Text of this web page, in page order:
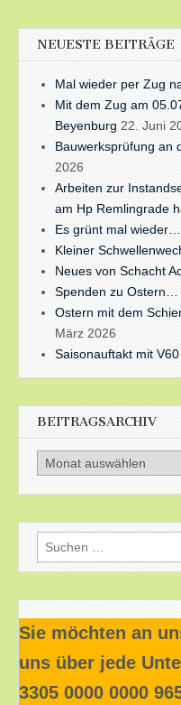
NEUESTE BEITRÄGE
Mal wieder per Zug
Mit dem Zug am
Beyenburg 22. Juni
Bauwerksprüfung an
2026
Arbeiten zur
am Hp Remlingrade
Es grünt mal wieder…
Kleiner
Neues von Schacht
Spenden zu Ostern…
Ostern mit dem
März 2026
Saisonauftakt mit V60
BEITRAGSARCHIV
Beitragsarchiv
Suchen
nach:
Sie möchten an
uns über jede
3305 0000 0000